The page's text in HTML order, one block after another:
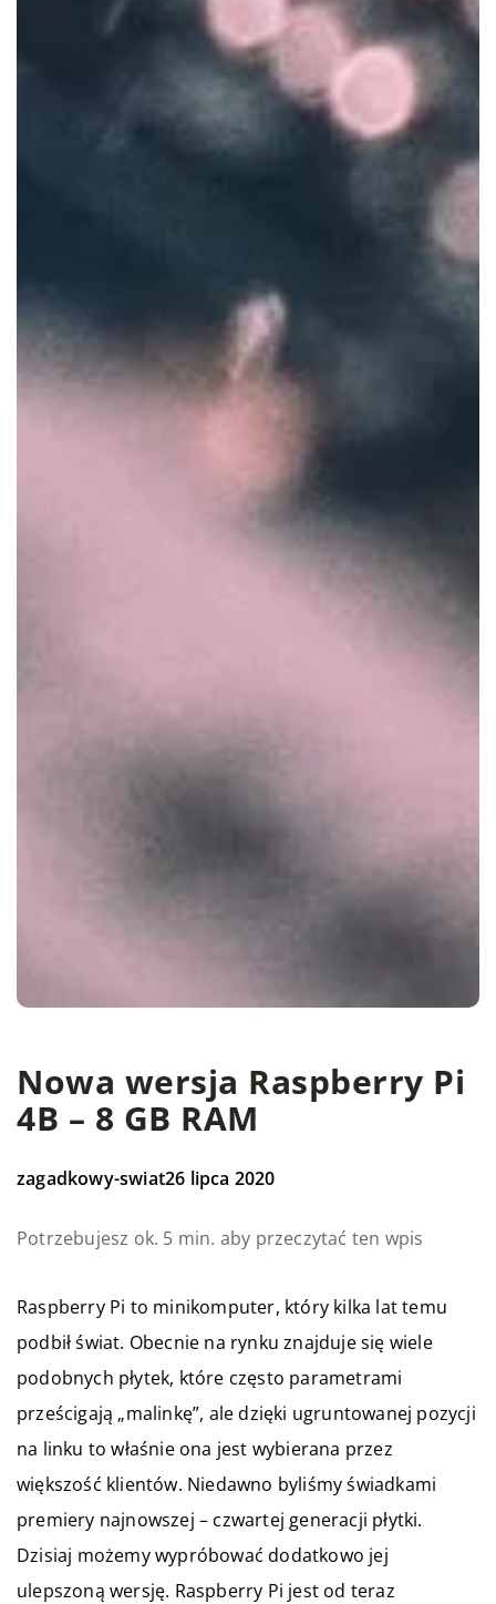
Nowa wersja Raspberry Pi
4B – 8 GB RAM
zagadkowy-swiat26 lipca 2020
Potrzebujesz ok. 5 min. aby przeczytać ten wpis
Raspberry Pi to minikomputer, który kilka lat temu
podbił świat. Obecnie na rynku znajduje się wiele
podobnych płytek, które często parametrami
prześcigają „malinkę”, ale dzięki ugruntowanej pozycji
na linku to właśnie ona jest wybierana przez
większość klientów. Niedawno byliśmy świadkami
premiery najnowszej – czwartej generacji płytki.
Dzisiaj możemy wypróbować dodatkowo jej
ulepszoną wersję. Raspberry Pi jest od teraz